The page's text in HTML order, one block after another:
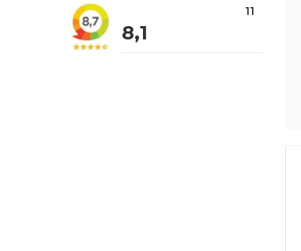
8,1
11